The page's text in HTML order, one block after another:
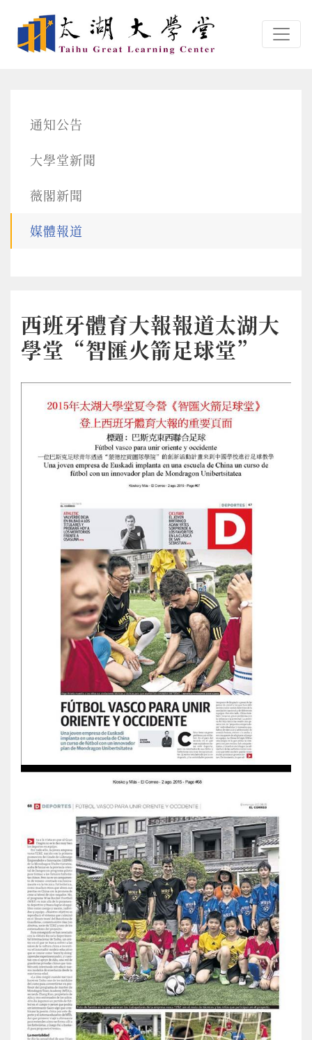
通知公告
大學堂新聞
薇閣新聞
媒體報道
西班牙體育大報報道太湖大
學堂“智匯火箭足球堂”